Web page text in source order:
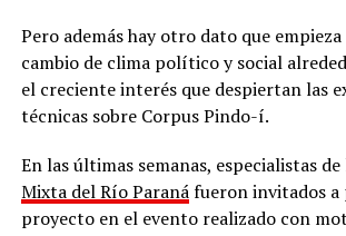
Pero además hay otro dato que
cambio de clima político y social
el creciente interés que despiertan las
técnicas sobre Corpus Pindo-í.
En las últimas semanas, especialistas de
Mixta del Río Paranáfueron invitados a
proyecto en el evento realizado con